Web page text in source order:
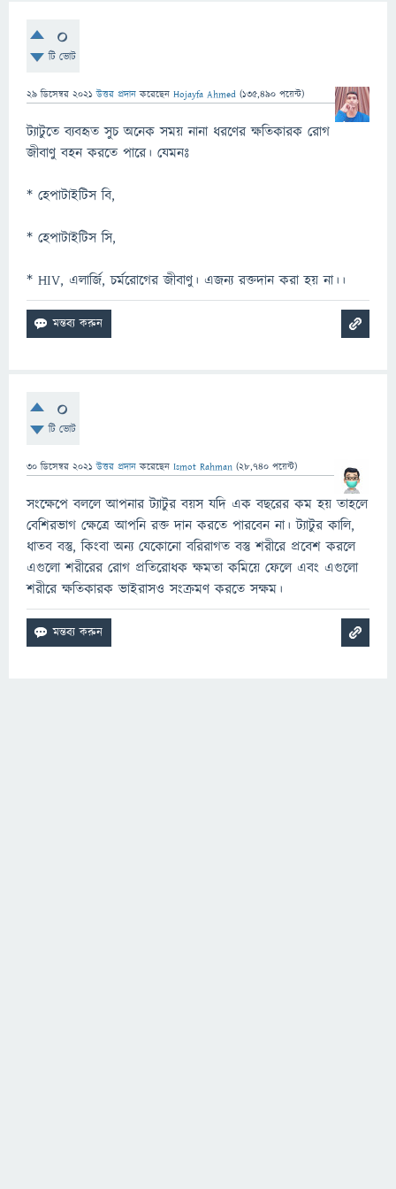
0
টি ভোট
29 ডিসেম্বর 2021 উত্তর প্রদান করেছেন Hojayfa Ahmed (135,490 পয়েন্ট)
ট্যাটুতে ব্যবহৃত সুচ অনেক সময় নানা ধরণের ক্ষতিকারক রোগ
জীবাণু বহন করতে পারে। যেমনঃ
* হেপাটাইটিস বি,
* হেপাটাইটিস সি,
* HIV, এলার্জি, চর্মরোগের জীবাণু। এজন্য রক্তদান করা হয় না।।
0
টি ভোট
30 ডিসেম্বর 2021 উত্তর প্রদান করেছেন Ismot Rahman (28,740 পয়েন্ট)
সংক্ষেপে বললে আপনার ট্যাটুর বয়স যদি এক বছরের কম হয় তাহলে
বেশিরভাগ ক্ষেত্রে আপনি রক্ত দান করতে পারবেন না। ট্যাটুর কালি,
ধাতব বস্তু, কিংবা অন্য যেকোনো বরিরাগত বস্তু শরীরে প্রবেশ করলে
এগুলো শরীরের রোগ প্রতিরোধক ক্ষমতা কমিয়ে ফেলে এবং এগুলো
শরীরে ক্ষতিকারক ভাইরাসও সংক্রমণ করতে সক্ষম।